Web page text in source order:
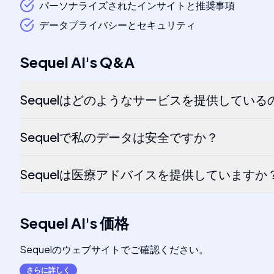
パーソナライズされたインサイトと推奨事項
データプライバシーとセキュリティ
Sequel AI'sQ&A
Sequelはどのようなサービスを提供している
Sequelで私のデータは安全ですか？
Sequelは医療アドバイスを提供していますか
Sequel AI's価格
Sequelのウェブサイトでご確認ください。
さらに詳しく